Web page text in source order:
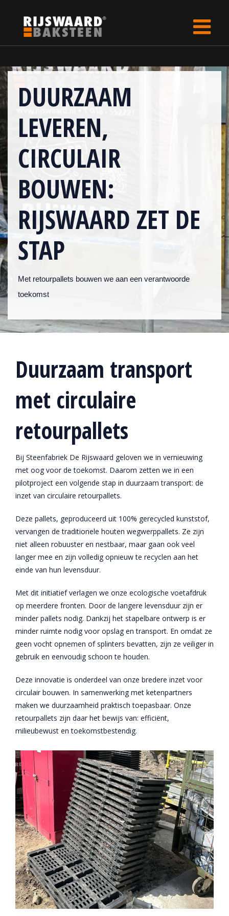
DUURZAAM
LEVEREN,
CIRCULAIR
BOUWEN:
RIJSWAARD ZET DE
STAP
Met retourpallets bouwen we aan een verantwoorde
toekomst
Duurzaam transport
met circulaire
retourpallets
Bij Steenfabriek De Rijswaard geloven we in vernieuwing
met oog voor de toekomst. Daarom zetten we in een
pilotproject een volgende stap in duurzaam transport: de
inzet van circulaire retourpallets.
Deze pallets, geproduceerd uit 100% gerecycled kunststof,
vervangen de traditionele houten wegwerppallets. Ze zijn
niet alleen robuuster en nestbaar, maar gaan ook veel
langer mee en zijn volledig opnieuw te recyclen aan het
einde van hun levensduur.
Met dit initiatief verlagen we onze ecologische voetafdruk
op meerdere fronten. Door de langere levensduur zijn er
minder pallets nodig. Dankzij het stapelbare ontwerp is er
minder ruimte nodig voor opslag en transport. En omdat ze
geen vocht opnemen of splinters bevatten, zijn ze veiliger in
gebruik en eenvoudig schoon te houden.
Deze innovatie is onderdeel van onze bredere inzet voor
circulair bouwen. In samenwerking met ketenpartners
maken we duurzaamheid praktisch toepasbaar. Onze
retourpallets zijn daar het bewijs van: efficiënt,
milieubewust en toekomstbestendig.